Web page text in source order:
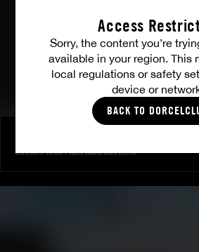
Access
Sorry, the content you’re
available in your region. This
local regulations or safety
device or
BACK TO
CHERRY KISS|ADRIANA CHECHIK